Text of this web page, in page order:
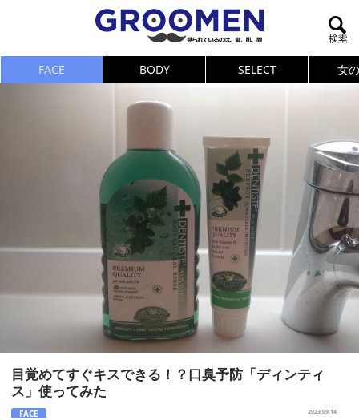
FACE BODY SELECT 女
目覚めてすぐキスできる！？口臭予防「ディンティ
ス」使ってみた
FACE 2023.09.14